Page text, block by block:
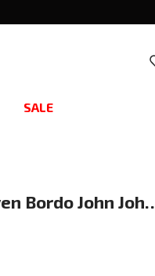
SALE
Bordo John John